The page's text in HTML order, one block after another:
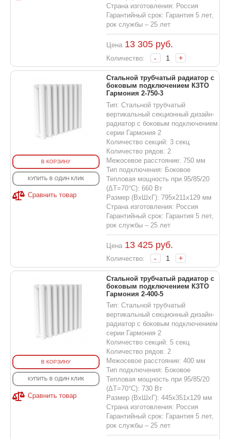
Страна изготовления: Россия
Гарантийный срок: Гарантия 5 лет,
рок службы – 25 лет
Цена 13 305руб.
Количество: - +
В КОРЗИНУ
КУПИТЬ В ОДИН КЛИК
Сравнить товар
Стальной трубчатый радиатор с
боковым подключением КЗТО
Гармония 2-750-3
Тип: Стальной трубчатый
вертикальный секционный дизайн-
радиатор с боковым подключением
серии Гармония 2
Количество секций: 3 секц
Количество рядов: 2
Межосевое расстояние: 750 мм
Тип подключения: Боковое
Тепловая мощность при 95/85/20
(ΔT=70°C): 660 Вт
Размер (ВхШхГ): 795х211х129 мм
Страна изготовления: Россия
Гарантийный срок: Гарантия 5 лет,
рок службы – 25 лет
Цена 13 425руб.
Количество: - +
В КОРЗИНУ
КУПИТЬ В ОДИН КЛИК
Сравнить товар
Стальной трубчатый радиатор с
боковым подключением КЗТО
Гармония 2-400-5
Тип: Стальной трубчатый
вертикальный секционный дизайн-
радиатор с боковым подключением
серии Гармония 2
Количество секций: 5 секц
Количество рядов: 2
Межосевое расстояние: 400 мм
Тип подключения: Боковое
Тепловая мощность при 95/85/20
(ΔT=70°C): 730 Вт
Размер (ВхШхГ): 445х351х129 мм
Страна изготовления: Россия
Гарантийный срок: Гарантия 5 лет,
рок службы – 25 лет